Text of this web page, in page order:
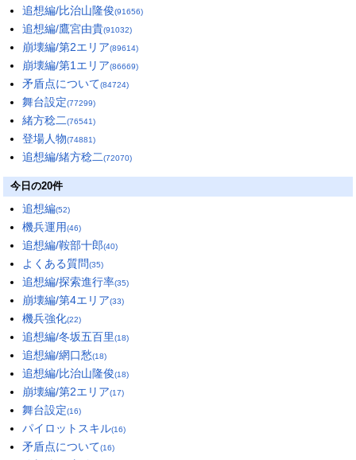
追想編/比治山隆俊(91656)
追想編/鷹宮由貴(91032)
崩壊編/第2エリア(89614)
崩壊編/第1エリア(86669)
矛盾点について(84724)
舞台設定(77299)
緒方稔二(76541)
登場人物(74881)
追想編/緒方稔二(72070)
今日の20件
追想編(52)
機兵運用(46)
追想編/鞍部十郎(40)
よくある質問(35)
追想編/探索進行率(35)
崩壊編/第4エリア(33)
機兵強化(22)
追想編/冬坂五百里(18)
追想編/網口愁(18)
追想編/比治山隆俊(18)
崩壊編/第2エリア(17)
舞台設定(16)
パイロットスキル(16)
矛盾点について(16)